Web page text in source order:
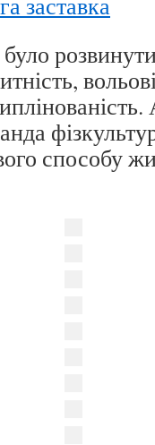
способу